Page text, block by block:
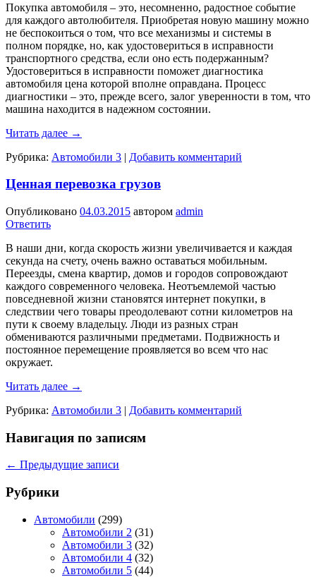
Покупка автомобиля – это, несомненно, радостное событие
для каждого автолюбителя. Приобретая новую машину можно
не беспокоиться о том, что все механизмы и системы в
полном порядке, но, как удостовериться в исправности
транспортного средства, если оно есть подержанным?
Удостовериться в исправности поможет диагностика
автомобиля цена которой вполне оправдана. Процесс
диагностики – это, прежде всего, залог уверенности в том, что
машина находится в надежном состоянии.
Читать далее →
Рубрика: Автомобили 3 | Добавить комментарий
Ценная перевозка грузов
Опубликовано 04.03.2015 автором admin
Ответить
В наши дни, когда скорость жизни увеличивается и каждая
секунда на счету, очень важно оставаться мобильным.
Переезды, смена квартир, домов и городов сопровождают
каждого современного человека. Неотъемлемой частью
повседневной жизни становятся интернет покупки, в
следствии чего товары преодолевают сотни километров на
пути к своему владельцу. Люди из разных стран
обмениваются различными предметами. Подвижность и
постоянное перемещение проявляется во всем что нас
окружает.
Читать далее →
Рубрика: Автомобили 3 | Добавить комментарий
Навигация по записям
← Предыдущие записи
Рубрики
Автомобили (299)
Автомобили 2 (31)
Автомобили 3 (32)
Автомобили 4 (32)
Автомобили 5 (44)